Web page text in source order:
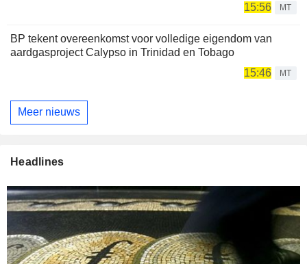
15:56
MT
BP tekent overeenkomst voor volledige eigendom van
aardgasproject Calypso in Trinidad en Tobago
15:46
MT
Meer nieuws
Headlines